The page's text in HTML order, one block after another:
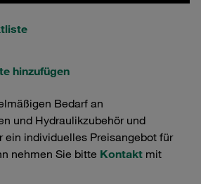
hinzufügen
Bedarf an
und Hydraulikzubehör und
ein individuelles Preisangebot für
nehmen Sie bitte Kontakt mit